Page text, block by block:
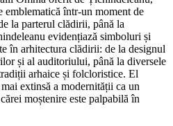
emblematică într-un moment de
la parterul clădirii, până la
evidențiază simboluri și
în arhitectura clădirii: de la designul
și al auditoriului, până la diversele
arhaice și folcloristice. El
extinsă a modernității ca un
moștenire este palpabilă în